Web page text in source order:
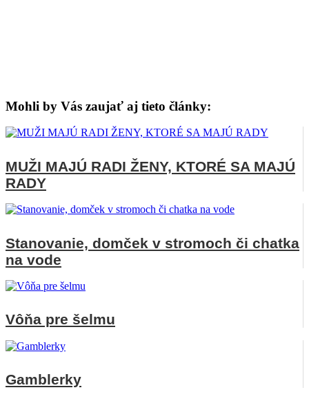
Mohli by Vás zaujať aj tieto články:
MUŽI MAJÚ RADI ŽENY, KTORÉ SA MAJÚ
RADY
Stanovanie, domček v stromoch či chatka
na vode
Vôňa pre šelmu
Gamblerky